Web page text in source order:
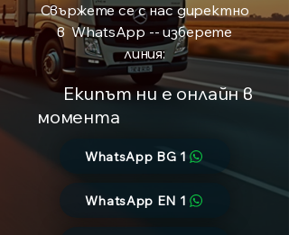
Свържете се с нас директно
в WhatsApp -- изберете
линия:
Екипът ни е онлайн в
момента
WhatsApp BG 1
WhatsApp EN 1